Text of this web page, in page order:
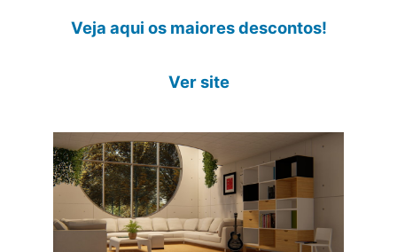
Veja aqui os maiores descontos!
Ver site